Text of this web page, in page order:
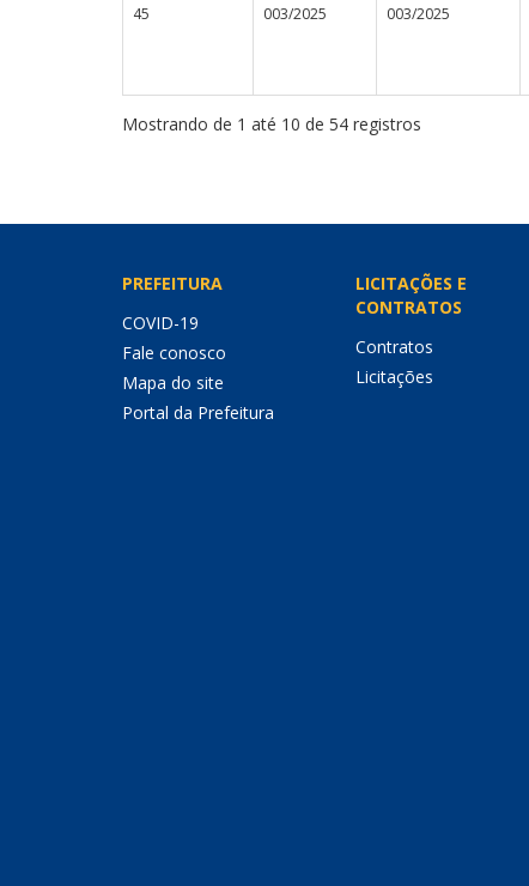
45 003/2025 003/2025
Mostrando de 1 até 10 de 54 registros
PREFEITURA
COVID-19
Fale conosco
Mapa do site
Portal da Prefeitura
LICITAÇÕES E
CONTRATOS
Contratos
Licitações